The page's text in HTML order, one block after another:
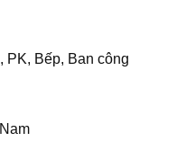
PK, Bếp, Ban công